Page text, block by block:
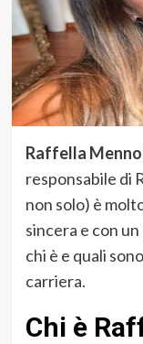
Raffella
responsabile di
non solo) è
sincera e con
chi è e quali
carriera.
Chi è